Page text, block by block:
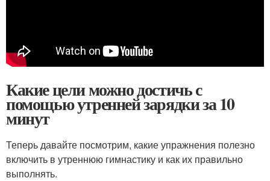
Какие цели можно достичь с
помощью утренней зарядки за 10
минут
Теперь давайте посмотрим, какие упражнения полезно
включить в утреннюю гимнастику и как их правильно
выполнять.